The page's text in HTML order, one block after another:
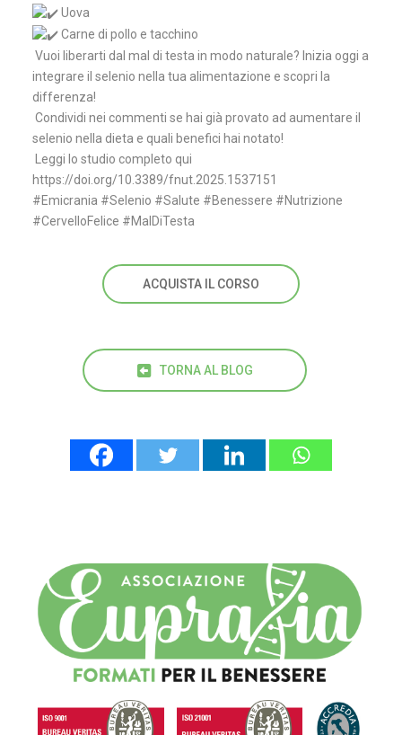
Uova
Carne di pollo e tacchino
Vuoi liberarti dal mal di testa in modo naturale? Inizia oggi a
integrare il selenio nella tua alimentazione e scopri la
differenza!
Condividi nei commenti se hai già provato ad aumentare il
selenio nella dieta e quali benefici hai notato!
Leggi lo studio completo qui
https://doi.org/10.3389/fnut.2025.1537151
#Emicrania #Selenio #Salute #Benessere #Nutrizione
#CervelloFelice #MalDiTesta
ACQUISTA IL CORSO
TORNA AL BLOG